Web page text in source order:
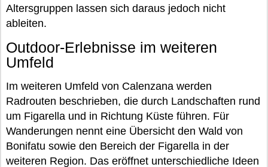
Altersgruppen lassen sich daraus jedoch nicht
ableiten.
Outdoor-Erlebnisse im weiteren
Umfeld
Im weiteren Umfeld von Calenzana werden
Radrouten beschrieben, die durch Landschaften rund
um Figarella und in Richtung Küste führen. Für
Wanderungen nennt eine Übersicht den Wald von
Bonifatu sowie den Bereich der Figarella in der
weiteren Region. Das eröffnet unterschiedliche Ideen